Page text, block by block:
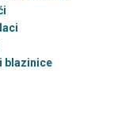
blazinice